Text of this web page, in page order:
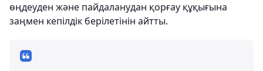
өңдеуден және пайдаланудан қорғау құқығына
заңмен кепілдік берілетінін айтты.